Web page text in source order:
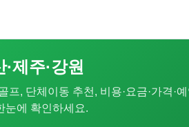
제주·강원
, 단체이동 추천, 비용·요금·가격·예
눈에 확인하세요.